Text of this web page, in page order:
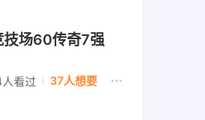
场60传奇7强
看过 37人想要